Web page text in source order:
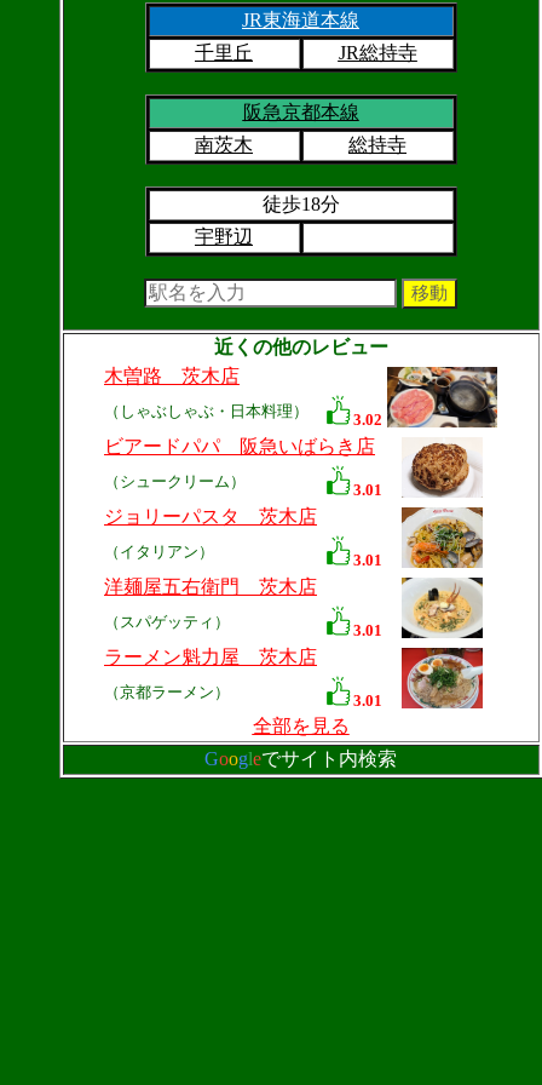
JR東海道本線
千里丘
JR総持寺
阪急京都本線
南茨木
総持寺
徒歩18分
宇野辺
近くの他のレビュー
木曽路 茨木店
（しゃぶしゃぶ・日本料理） 3.02
ビアードパパ 阪急いばらき店
（シュークリーム） 3.01
ジョリーパスタ 茨木店
（イタリアン） 3.01
洋麺屋五右衛門 茨木店
（スパゲッティ） 3.01
ラーメン魁力屋 茨木店
（京都ラーメン） 3.01
全部を見る
Googleでサイト内検索